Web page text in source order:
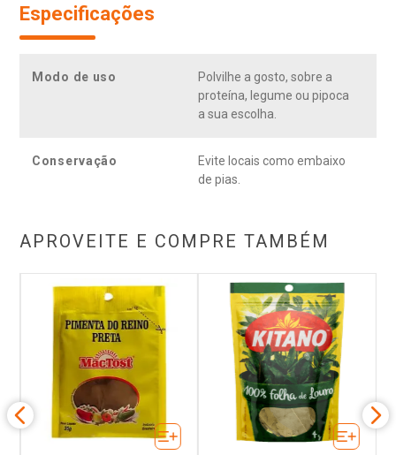
Especificações
Modo de uso
Polvilhe a gosto, sobre a
proteína, legume ou pipoca
a sua escolha.
Conservação
Evite locais como embaixo
de pias.
APROVEITE E COMPRE TAMBÉM